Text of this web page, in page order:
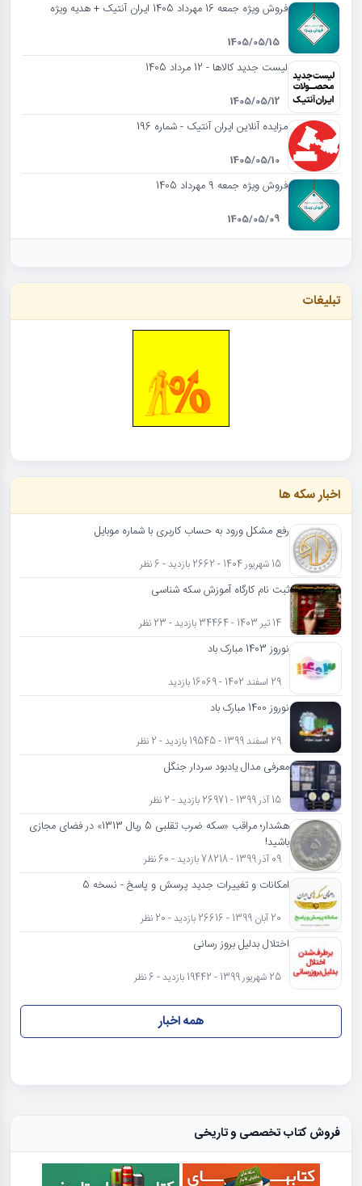
فروش ویژه جمعه 16 مهرداد 1405 ایران آنتیک + هدیه ویژه
1405/05/15
لیست جدید کالاها - 12 مرداد 1405
1405/05/12
مزایده آنلاین ایران آنتیک - شماره 196
1405/05/10
فروش ویژه جمعه 9 مهرداد 1405
1405/05/09
تبلیغات
اخبار سکه ها
رفع مشکل ورود به حساب کاربری با شماره موبایل
15 شهریور 1404 - 2662 بازدید - 6 نظر
ثبت نام کارگاه آموزش سکه شناسی
14 تیر 1403 - 34464 بازدید - 23 نظر
نوروز 1403 مبارک باد
29 اسفند 1402 - 16069 بازدید
نوروز 1400 مبارک باد
29 اسفند 1399 - 19545 بازدید - 2 نظر
معرفی مدال یادبود سردار جنگل
15 آذر 1399 - 26971 بازدید - 2 نظر
هشدار؛ مراقب «سکه ضرب تقلبی 5 ریال 1313» در فضای مجازی
باشید!
09 آذر 1399 - 78218 بازدید - 60 نظر
امکانات و تغییرات جدید پرسش و پاسخ - نسخه 5
20 آبان 1399 - 26616 بازدید - 20 نظر
اختلال بدلیل بروز رسانی
25 شهریور 1399 - 19442 بازدید - 6 نظر
همه اخبار
فروش کتاب تخصصی و تاریخی